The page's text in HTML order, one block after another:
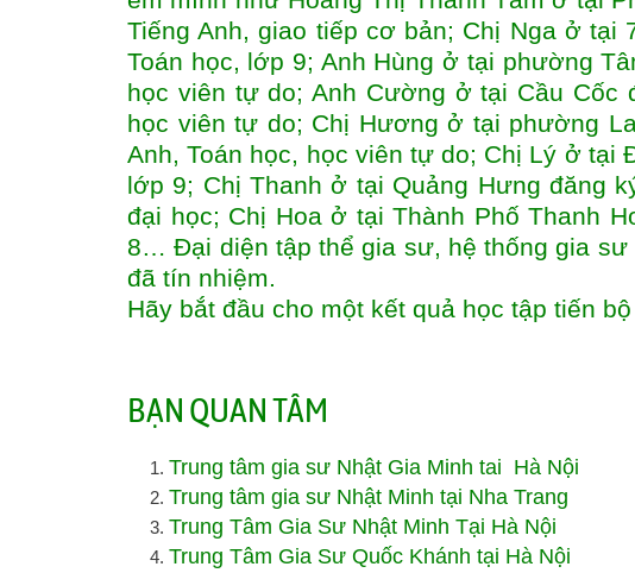
Tiếng Anh, giao tiếp cơ bản; Chị Nga ở
Toán học, lớp 9; Anh Hùng ở tại phường
học viên tự do; Anh Cường ở tại Cầu Cốc
học viên tự do; Chị Hương ở tại phường
Anh, Toán học, học viên tự do; Chị Lý ở tại
lớp 9; Chị Thanh ở tại Quảng Hưng đăng
đại học; Chị Hoa ở tại Thành Phố Thanh
8… Đại diện tập thể gia sư, hệ thống gia
đã tín nhiệm.
Hãy bắt đầu cho một kết quả học tập tiến
BẠN QUAN TÂM
Trung tâm gia sư Nhật Gia Minh tai Hà Nội
Trung tâm gia sư Nhật Minh tại Nha Trang
Trung Tâm Gia Sư Nhật Minh Tại Hà Nội
Trung Tâm Gia Sư Quốc Khánh tại Hà Nội